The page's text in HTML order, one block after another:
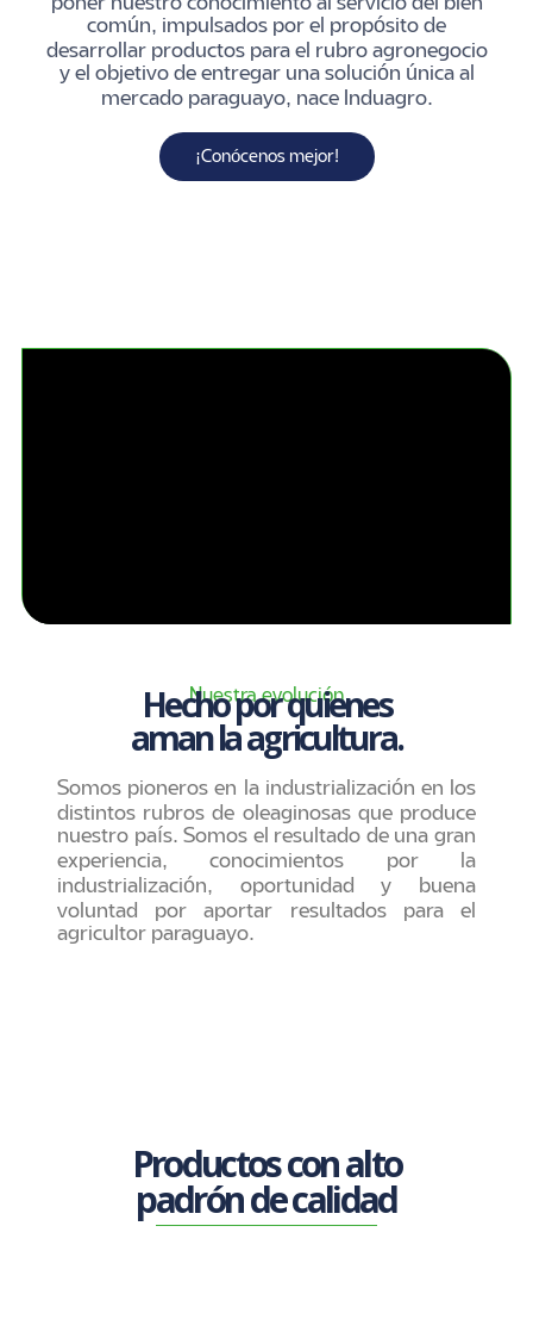
común, impulsados por el propósito de
desarrollar productos para el rubro agronegocio
y el objetivo de entregar una solución única al
mercado paraguayo, nace Induagro.
¡Conócenos mejor!
Nuestra evolución
Hecho por quienes
aman la agricultura.
Somos pioneros en la industrialización en los
distintos rubros de oleaginosas que produce
nuestro país. Somos el resultado de una gran
experiencia, conocimientos por la
industrialización, oportunidad y buena
voluntad por aportar resultados para el
agricultor paraguayo.
Productos con alto
padrón de calidad